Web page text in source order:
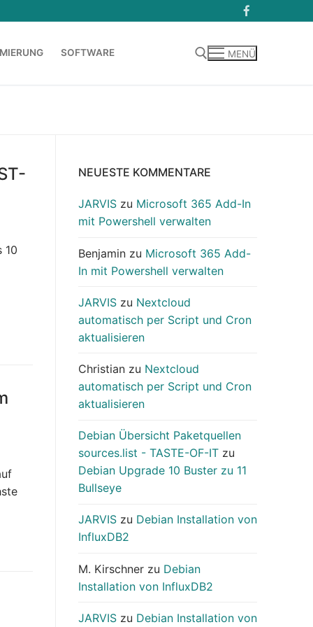
SOFTWARE MENÜ
10
NEUESTE KOMMENTARE
JARVIS zu Microsoft 365 Add-In
mit Powershell verwalten
Benjamin zu Microsoft 365 Add-
In mit Powershell verwalten
JARVIS zu Nextcloud
automatisch per Script und Cron
aktualisieren
Christian zu Nextcloud
automatisch per Script und Cron
aktualisieren
Debian Übersicht Paketquellen
sources.list - TASTE-OF-IT zu
Debian Upgrade 10 Buster zu 11
Bullseye
JARVIS zu Debian Installation von
InfluxDB2
M. Kirschner zu Debian
Installation von InfluxDB2
JARVIS zu Debian Installation von